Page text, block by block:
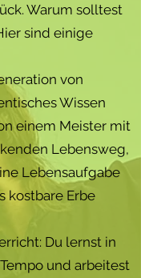
Warum solltest
sind einige
von
Wissen
einem Meister mit
Lebensweg,
Lebensaufgabe
kostbare Erbe
Du lernst in
und arbeitest